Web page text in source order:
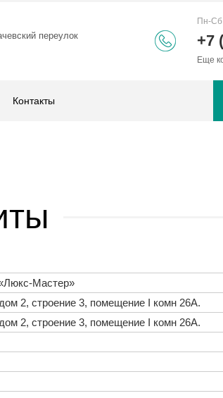
переулок
Пн-Сб
+7
Еще
Контакты
Мастер»
2, строение 3, помещение I комн 26А.
2, строение 3, помещение I комн 26А.